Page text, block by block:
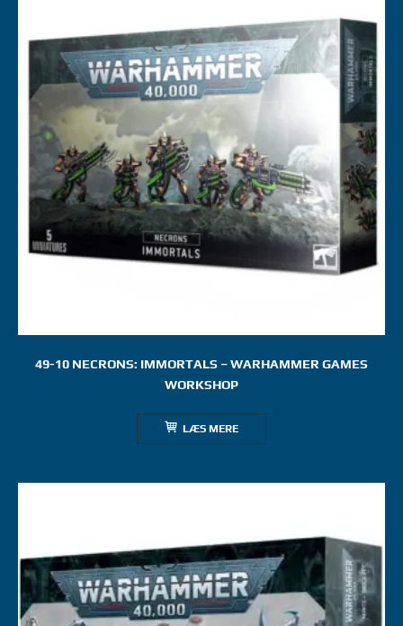
49-10 NECRONS: IMMORTALS – WARHAMMER GAMES
WORKSHOP
LÆS MERE